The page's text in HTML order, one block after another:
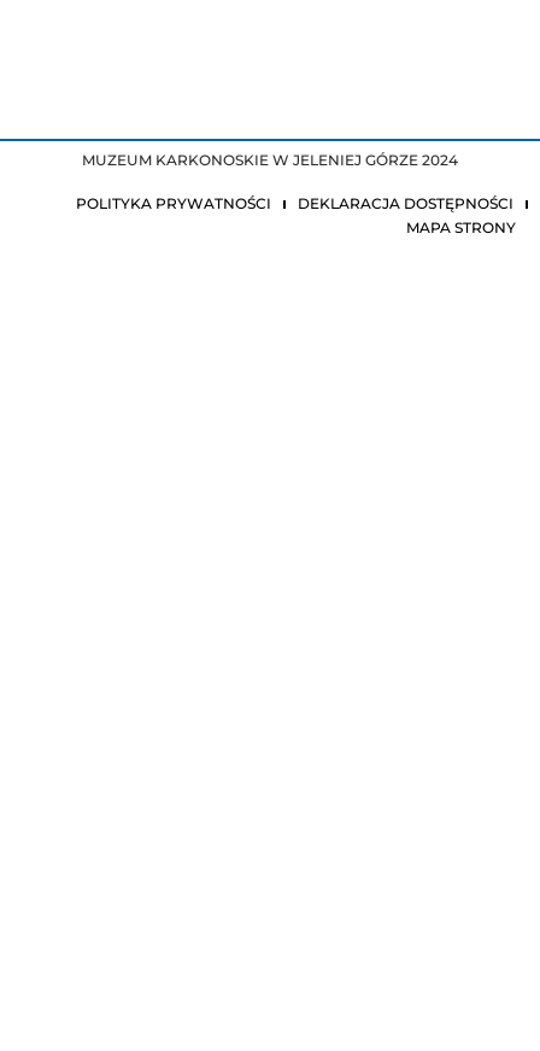
MUZEUM KARKONOSKIE W JELENIEJ GÓRZE 2024
POLITYKA PRYWATNOŚCI
DEKLARACJA DOSTĘPNOŚCI
MAPA STRONY